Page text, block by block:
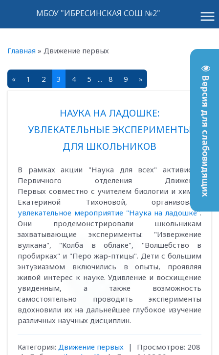
Версия для слабовидящих
menu
МБОУ "ИБРЕСИНСКАЯ СОШ №2"
Главная » Движение первых
« 1 2 3 4 5 ... 8 9 »
НАУКА НА ЛАДОШКЕ:
УВЛЕКАТЕЛЬНЫЕ ЭКСПЕРИМЕНТЫ
ДЛЯ ШКОЛЬНИКОВ
В рамках акции "Наука для всех" активисты
Первичного отделения Движения
Первых совместно с учителем биологии и химии
Екатериной Тихоновой, организовали
увлекательное мероприятие "Наука на ладошке".
Они продемонстрировали школьникам
захватывающие эксперименты: "Извержение
вулкана", "Колба в облаке", "Волшебство в
пробирках" и "Перо жар-птицы". Дети с большим
энтузиазмом включились в опыты, проявляя
живой интерес к науке. Удивление и восхищение
увиденным, а также возможность
самостоятельно проводить эксперименты
вдохновили их на дальнейшее глубокое изучение
различных научных дисциплин.
Категория: Движение первых | Просмотров: 208